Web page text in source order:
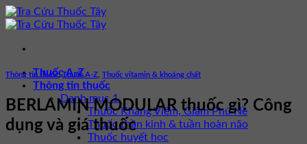
Bỏ
qua
dung
Thuốc A-Z
Thông tin thuốc
Danh mục 1
Thuốc Kháng Viêm, Giảm Phù Nề
Thuốc thần kinh & tuần hoàn não
Thuốc huyết học
Thông tin thuốc,Thuốc A-Z Thuốc vitamin & khoáng chất
BERLAMIN MODULAR thuốc gì? Công
dụng và giá thuốc